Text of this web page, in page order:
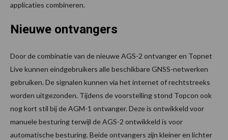
applicaties combineren.
Nieuwe ontvangers
Door de combinatie van de nieuwe AGS-2 ontvanger en Topnet
Live kunnen eindgebruikers alle beschikbare GNSS-netwerken
gebruiken. De signalen kunnen via het internet of rechtstreeks
worden uitgezonden. Tijdens de voorstelling stond Topcon ook
nog kort stil bij de AGM-1 ontvanger. Deze is ontwikkeld voor
manuele besturing terwijl de AGS-2 ontwikkeld is voor
automatische besturing. Beide ontvangers zijn kleiner en lichter